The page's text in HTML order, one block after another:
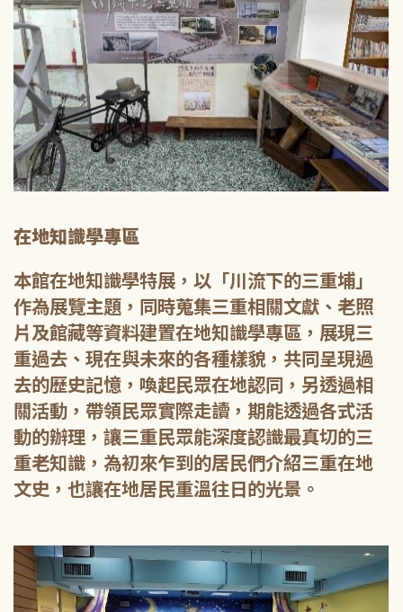
在地知識學專區
本館在地知識學特展，以「川流下的三重埔」
作為展覽主題，同時蒐集三重相關文獻、老照
片及館藏等資料建置在地知識學專區，展現三
重過去、現在與未來的各種樣貌，共同呈現過
去的歷史記憶，喚起民眾在地認同，另透過相
關活動，帶領民眾實際走讀，期能透過各式活
動的辦理，讓三重民眾能深度認識最真切的三
重老知識，為初來乍到的居民們介紹三重在地
文史，也讓在地居民重溫往日的光景。